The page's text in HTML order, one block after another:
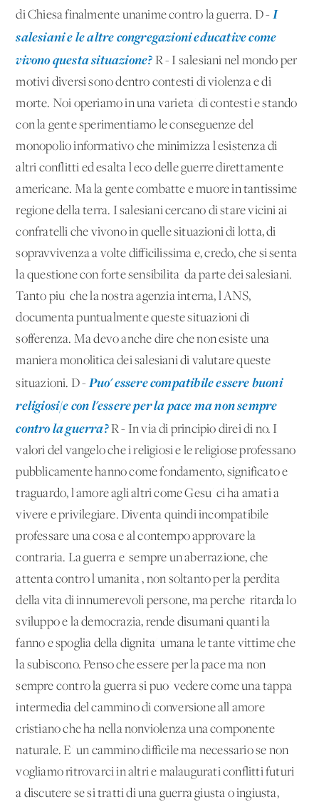
di Chiesa finalmente unanime contro la guerra. D - I
salesiani e le altre congregazioni educative come
vivono questa situazione? R - I salesiani nel mondo per
motivi diversi sono dentro contesti di violenza e di
morte. Noi operiamo in una varieta' di contesti e stando
con la gente sperimentiamo le conseguenze del
monopolio informativo che minimizza l'esistenza di
altri conflitti ed esalta l'eco delle guerre direttamente
americane. Ma la gente combatte e muore in tantissime
regione della terra. I salesiani cercano di stare vicini ai
confratelli che vivono in quelle situazioni di lotta, di
sopravvivenza a volte difficilissima e, credo, che si senta
la questione con forte sensibilita' da parte dei salesiani.
Tanto piu' che la nostra agenzia interna, l'ANS,
documenta puntualmente queste situazioni di
sofferenza. Ma devo anche dire che non esiste una
maniera monolitica dei salesiani di valutare queste
situazioni. D -Puo' essere compatibile essere buoni
religiosi/e con l'essere per la pace ma non sempre
contro la guerra?R - In via di principio direi di no. I
valori del vangelo che i religiosi e le religiose professano
pubblicamente hanno come fondamento, significato e
traguardo, l'amore agli altri come Gesu' ci ha amati a
vivere e privilegiare. Diventa quindi incompatibile
professare una cosa e al contempo approvare la
contraria. La guerra e' sempre un'aberrazione, che
attenta contro l'umanita', non soltanto per la perdita
della vita di innumerevoli persone, ma perche' ritarda lo
sviluppo e la democrazia, rende disumani quanti la
fanno e spoglia della dignita' umana le tante vittime che
la subiscono. Penso che essere per la pace ma non
sempre contro la guerra si puo' vedere come una tappa
intermedia del cammino di conversione all'amore
cristiano che ha nella nonviolenza una componente
naturale. E' un cammino difficile ma necessario se non
vogliamo ritrovarci in altri e malaugurati conflitti futuri
a discutere se si tratti di una guerra giusta o ingiusta,